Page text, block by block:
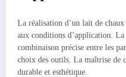
La réalisation d’un lait de
aux conditions d’application.
combinaison précise entre les
choix des outils. La maîtrise de
durable et esthétique.